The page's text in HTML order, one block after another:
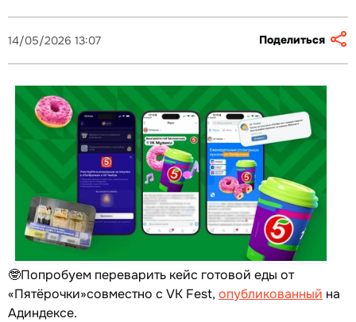
14/05/2026 13:07 Поделиться
🤓Попробуем переварить кейс готовой еды от
«Пятёрочки»совместно с VK Fest, опубликованный на
Адиндексе.